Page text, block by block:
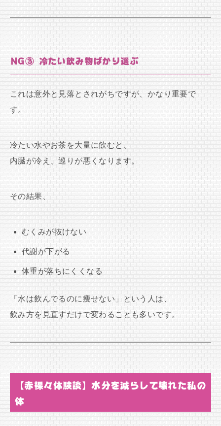
NG③ 冷たい飲み物ばかり選ぶ
これは意外と見落とされがちですが、かなり重要で
す。
冷たい水やお茶を大量に飲むと、
内臓が冷え、巡りが悪くなります。
その結果、
むくみが抜けない
代謝が下がる
体重が落ちにくくなる
「水は飲んでるのに痩せない」という人は、
飲み方を見直すだけで変わることも多いです。
【赤裸々体験談】水分を減らして壊れた私の
体